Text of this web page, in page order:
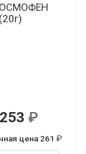
253
цена 261
Р